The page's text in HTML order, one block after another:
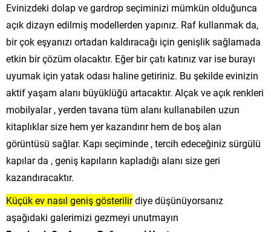
Evinizdeki dolap ve gardrop seçiminizi mümkün olduğunca
açık dizayn edilmiş modellerden yapınız. Raf kullanmak da,
bir çok eşyanızı ortadan kaldıracağı için genişlik sağlamada
etkin bir çözüm olacaktır. Eğer bir çatı katınız var ise burayı
uyumak için yatak odası haline getiriniz. Bu şekilde evinizin
aktif yaşam alanı büyüklüğü artacaktır. Alçak ve açık renkleri
mobilyalar , yerden tavana tüm alanı kullanabilen uzun
kitaplıklar size hem yer kazandırır hem de boş alan
görüntüsü sağlar. Kapı seçiminde , tercih edeceğiniz sürgülü
kapılar da , geniş kapıların kapladığı alanı size geri
kazandıracaktır.
Küçük ev nasıl geniş gösterilirdiye düşünüyorsanız
aşağıdaki galerimizi gezmeyi unutmayın